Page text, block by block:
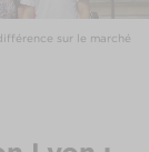
sur le marché